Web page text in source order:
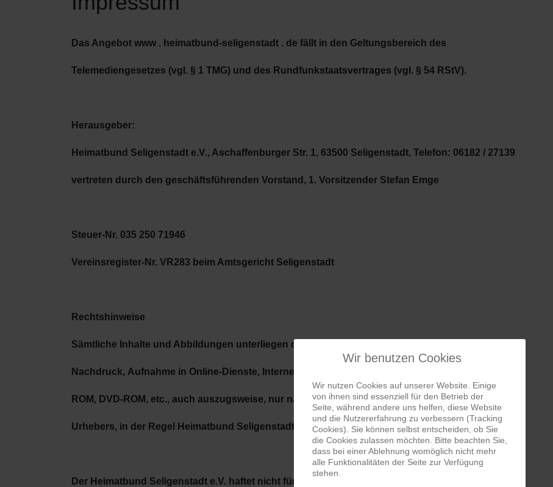
Das Angebot www . heimatbund-seligenstadt . de fällt in den Geltungsbereich des
Telemediengesetzes (vgl. § 1 TMG) und des Rundfunkstaatsvertrages (vgl. § 54 RStV).
Herausgeber:
Heimatbund Seligenstadt e.V., Aschaffenburger Str. 1, 63500 Seligenstadt, Telefon: 06182 / 27139
vertreten durch den geschäftsführenden Vorstand, 1. Vorsitzender Stefan Emge
Steuer-Nr. 035 250 71946
Vereinsregister-Nr. VR283 beim Amtsgericht Seligenstadt
Rechtshinweise
Sämtliche Inhalte und Abbildungen unterliegen dem Urheberrecht. In erster Linie dürfen
Nachdruck, Aufnahme in Online-Dienste, Internet und Vervielfältigung auf Datenträger wie CD-
ROM, DVD-ROM, etc., auch auszugsweise, nur nach vorheriger schriftlicher Zustimmung des
Urhebers, in der Regel Heimatbund Seligenstadt e.V., erfolgen.
Der Heimatbund Seligenstadt e.V. haftet nicht für unverlangt eingesandte Inhalte, Manuskripte
Wir benutzen Cookies
Wir nutzen Cookies auf unserer Website. Einige
von ihnen sind essenziell für den Betrieb der
Seite, während andere uns helfen, diese Website
und die Nutzererfahrung zu verbessern (Tracking
Cookies). Sie können selbst entscheiden, ob Sie
die Cookies zulassen möchten. Bitte beachten Sie,
dass bei einer Ablehnung womöglich nicht mehr
alle Funktionalitäten der Seite zur Verfügung
stehen.